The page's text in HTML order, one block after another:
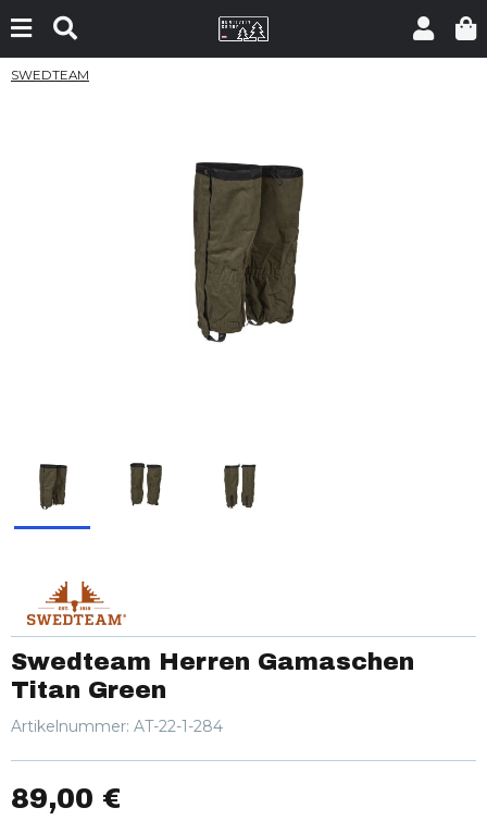
SWEDTEAM
Swedteam Herren Gamaschen
Titan Green
Artikelnummer: AT-22-1-284
89,00 €